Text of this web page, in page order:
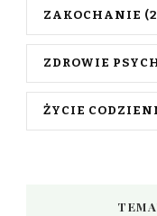
ZAKOCHANIE
ZDROWIE
ŻYCIE